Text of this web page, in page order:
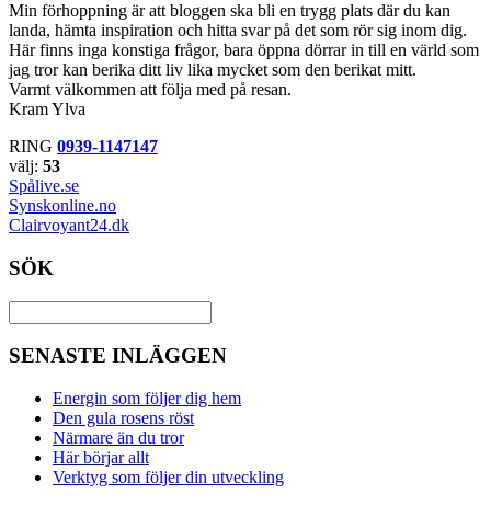
Min förhoppning är att bloggen ska bli en trygg plats där du kan
landa, hämta inspiration och hitta svar på det som rör sig inom dig.
Här finns inga konstiga frågor, bara öppna dörrar in till en värld som
jag tror kan berika ditt liv lika mycket som den berikat mitt.
Varmt välkommen att följa med på resan.
Kram Ylva
RING 0939-1147147
välj: 53
Spålive.se
Synskonline.no
Clairvoyant24.dk
SÖK
SENASTE INLÄGGEN
Energin som följer dig hem
Den gula rosens röst
Närmare än du tror
Här börjar allt
Verktyg som följer din utveckling